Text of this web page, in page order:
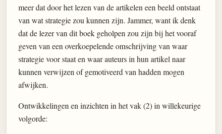
meer dat door het lezen van de artikelen een beeld ontstaat
van wat strategie zou kunnen zijn. Jammer, want ik denk
dat de lezer van dit boek geholpen zou zijn bij het vooraf
geven van een overkoepelende omschrijving van waar
strategie voor staat en waar auteurs in hun artikel naar
kunnen verwijzen of gemotiveerd van hadden mogen
afwijken.
Ontwikkelingen en inzichten in het vak (2) in willekeurige
volgorde: